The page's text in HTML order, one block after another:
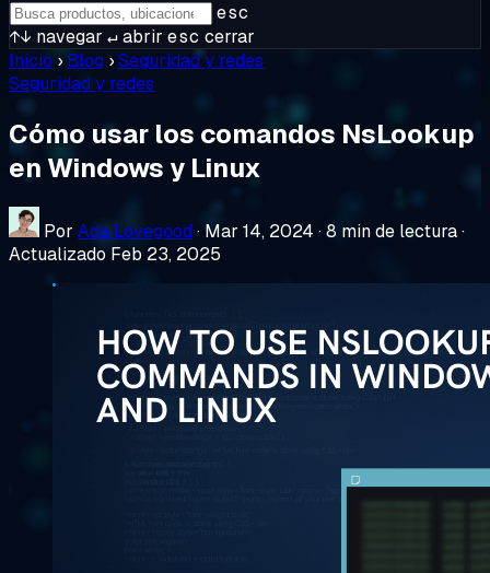
esc
↑↓ navegar ↵abrir esc cerrar
Inicio › Blog ›Seguridad y redes
Seguridad y redes
Cómo usar los comandos NsLookup
en Windows y Linux
Por Ada Lovegood · Mar 14, 2024 ·8 min de lectura·
Actualizado Feb 23, 2025